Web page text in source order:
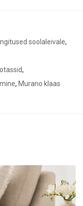
soolaleivale,
,
, Murano klaas